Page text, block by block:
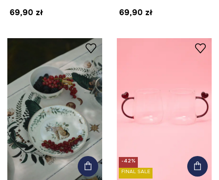
69,90 zł
69,90 zł
-42%
FINAL SALE